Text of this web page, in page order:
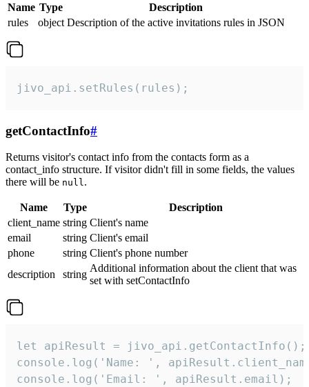
Name Type
Description
rules
object Description of the active invitations rules in JSON
jivo_api.setRules(rules);
getContactInfo#
Returns visitor's contact info from the contacts form as a
contact_info structure. If visitor didn't fill in some fields, the values
there will be null.
Name Type
Description
client_name string Client's name
email
string Client's email
phone
string Client's phone number
description
string
Additional information about the client that was
set with setContactInfo
let apiResult = jivo_api.getContactInfo();
console.log('Name: ',
console.log('Email: ', apiResult.email);